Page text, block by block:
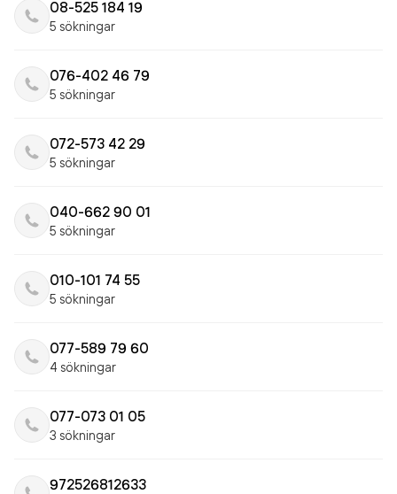
08-525 184 19
5 sökningar
076-402 46 79
5 sökningar
072-573 42 29
5 sökningar
040-662 90 01
5 sökningar
010-101 74 55
5 sökningar
077-589 79 60
4 sökningar
077-073 01 05
3 sökningar
972526812633